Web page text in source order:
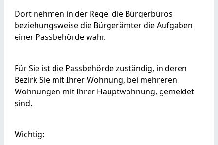
Dort nehmen in der Regel die Bürgerbüros
beziehungsweise die Bürgerämter die Aufgaben
einer Passbehörde wahr.
Für Sie ist die Passbehörde zuständig, in deren
Bezirk Sie mit Ihrer Wohnung, bei mehreren
Wohnungen mit Ihrer Hauptwohnung, gemeldet
sind.
Wichtig: